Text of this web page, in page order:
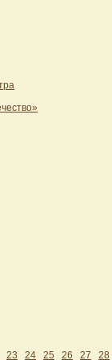
23 24 25 26 27 28